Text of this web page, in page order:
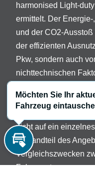
harmonised Light-
ermittelt. Der
und der CO2-
der effizienten
Pkw, sondern auch
nichttechnischen
nicht auf ein
Bestandteil des
Vergleichszwecken
Fahrzeugtypen.
Inzahlungnahme
Möchten Sie Ihr
Fahrzeug